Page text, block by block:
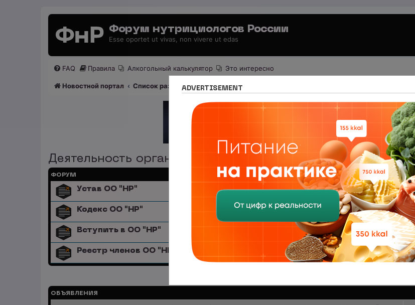
Форум нутрициологов России
Esse oportet ut vivas, non vivere ut edas
FAQ Правила Алкогольный калькулятор Это интересно
Новостной портал Список разделов Общественное Объединение «Нутрициологи России»
Деятельность организации
ФОРУМ
Устав ОО "НР"
Кодекс ОО "НР"
Вступить в ОО "НР"
Реестр членов ОО "НР"
ОБЪЯВЛЕНИЯ
ADVERTISEMENT